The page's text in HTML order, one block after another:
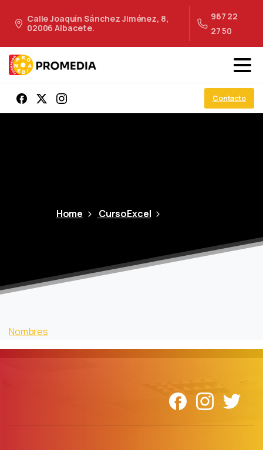
Calle Joaquín Sánchez Jiménez, 8,
02006 Albacete.
967 22
27 50
Contacto
Home CursoExcel
Nombres